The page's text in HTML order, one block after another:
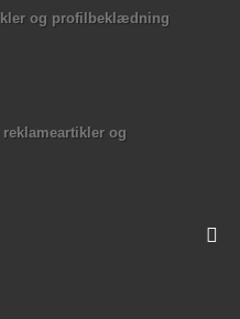
og profilbeklædning
og